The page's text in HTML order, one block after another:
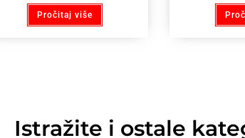
Pročitaj više
Istražite i ostale